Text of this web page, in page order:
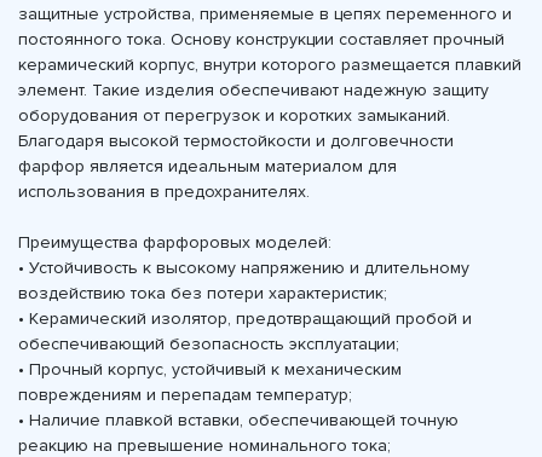
защитные устройства, применяемые в цепях переменного и
постоянного тока. Основу конструкции составляет прочный
керамический корпус, внутри которого размещается плавкий
элемент. Такие изделия обеспечивают надежную защиту
оборудования от перегрузок и коротких замыканий.
Благодаря высокой термостойкости и долговечности
фарфор является идеальным материалом для
использования в предохранителях.
Преимущества фарфоровых моделей:
• Устойчивость к высокому напряжению и длительному
воздействию тока без потери характеристик;
• Керамический изолятор, предотвращающий пробой и
обеспечивающий безопасность эксплуатации;
• Прочный корпус, устойчивый к механическим
повреждениям и перепадам температур;
• Наличие плавкой вставки, обеспечивающей точную
реакцию на превышение номинального тока;